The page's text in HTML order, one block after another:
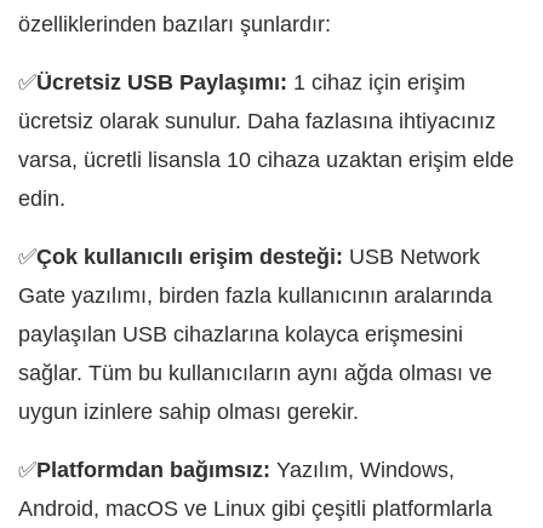
özelliklerinden bazıları şunlardır:
✅Ücretsiz USB Paylaşımı: 1 cihaz için erişim
ücretsiz olarak sunulur. Daha fazlasına ihtiyacınız
varsa, ücretli lisansla 10 cihaza uzaktan erişim elde
edin.
✅Çok kullanıcılı erişim desteği: USB Network
Gate yazılımı, birden fazla kullanıcının aralarında
paylaşılan USB cihazlarına kolayca erişmesini
sağlar. Tüm bu kullanıcıların aynı ağda olması ve
uygun izinlere sahip olması gerekir.
✅Platformdan bağımsız: Yazılım, Windows,
Android, macOS ve Linux gibi çeşitli platformlarla